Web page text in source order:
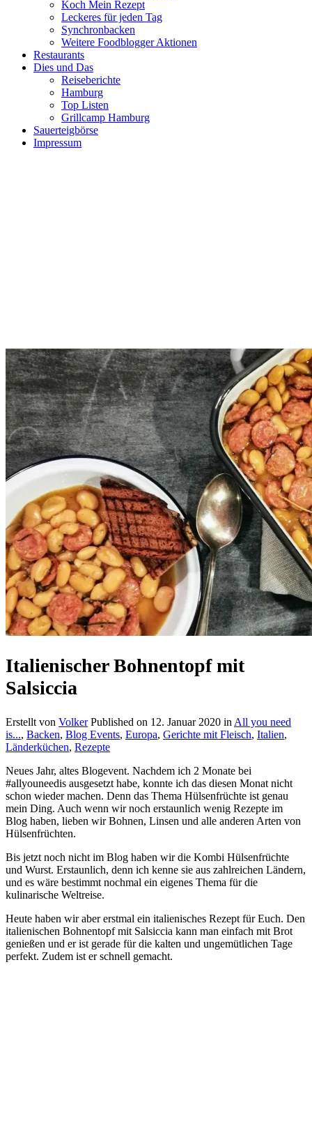
Koch Mein Rezept
Leckeres für jeden Tag
Synchronbacken
Weitere Foodblogger Aktionen
Restaurants
Dies und Das
Reiseberichte
Hamburg
Top Listen
Grillcamp Hamburg
Sauerteigbörse
Impressum
Italienischer Bohnentopf mit
Salsiccia
Erstellt von Volker Published on 12. Januar 2020 in All you need
is..., Backen, Blog Events, Europa, Gerichte mit Fleisch, Italien,
Länderküchen, Rezepte
Neues Jahr, altes Blogevent. Nachdem ich 2 Monate bei
#allyouneedis ausgesetzt habe, konnte ich das diesen Monat nicht
schon wieder machen. Denn das Thema Hülsenfrüchte ist genau
mein Ding. Auch wenn wir noch erstaunlich wenig Rezepte im
Blog haben, lieben wir Bohnen, Linsen und alle anderen Arten von
Hülsenfrüchten.
Bis jetzt noch nicht im Blog haben wir die Kombi Hülsenfrüchte
und Wurst. Erstaunlich, denn ich kenne sie aus zahlreichen Ländern,
und es wäre bestimmt nochmal ein eigenes Thema für die
kulinarische Weltreise.
Heute haben wir aber erstmal ein italienisches Rezept für Euch. Den
italienischen Bohnentopf mit Salsiccia kann man einfach mit Brot
genießen und er ist gerade für die kalten und ungemütlichen Tage
perfekt. Zudem ist er schnell gemacht.